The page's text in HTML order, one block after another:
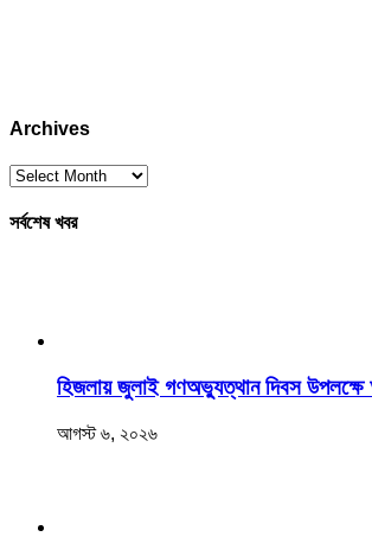
Archives
Archives
সর্বশেষ খবর
হিজলায় জুলাই গণঅভ্যুত্থান দিবস
আগস্ট ৬, ২০২৬